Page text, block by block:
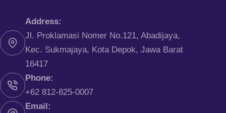
Address:
Jl. Proklamasi Nomer No.121, Abadijaya,
Kec. Sukmajaya, Kota Depok, Jawa Barat
16417
Phone:
+62 812-825-0007
Email: